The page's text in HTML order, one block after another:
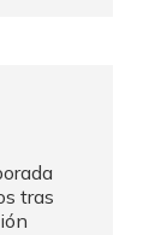
tras